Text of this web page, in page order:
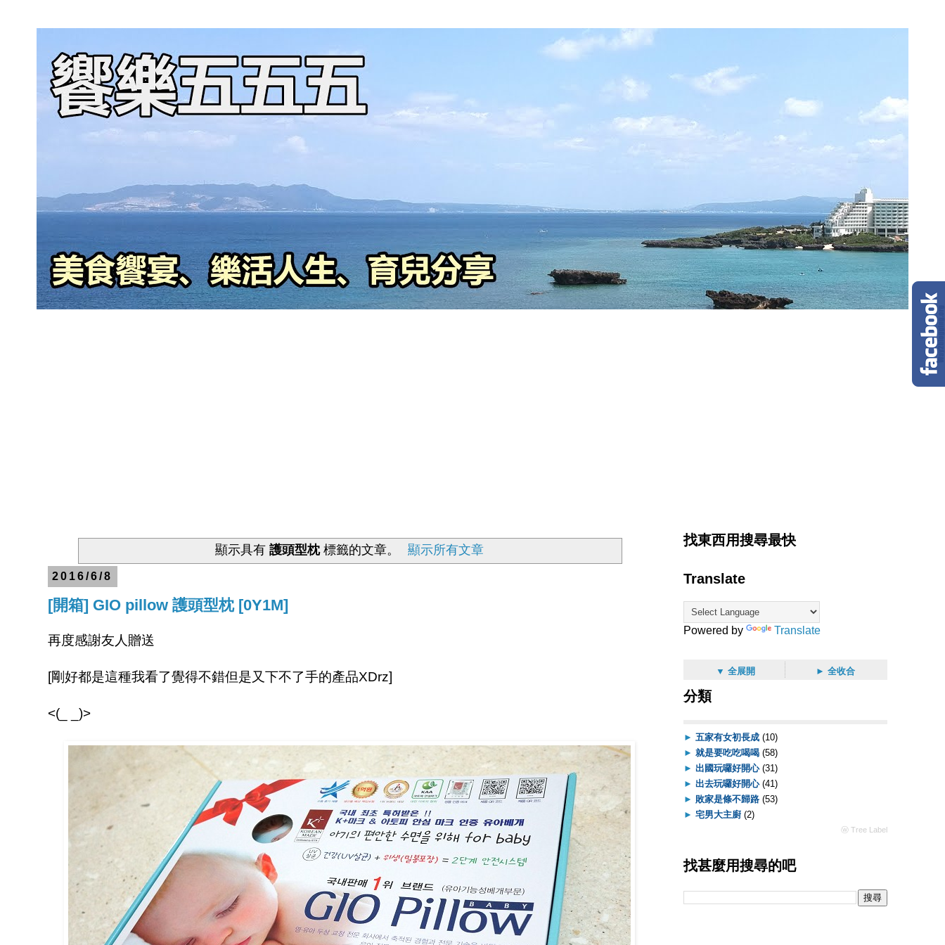
顯示具有 護頭型枕標籤的文章。 顯示所有文章
2016/6/8
[開箱] GIO pillow 護頭型枕 [0Y1M]
再度感謝友人贈送
[剛好都是這種我看了覺得不錯但是又下不了手的產品XDrz]
<(_ _)>
找東西用搜尋最快
Translate
Powered by Translate
▼ 全展開 ► 全收合
分類
► 五家有女初長成 (10)
► 就是要吃吃喝喝 (58)
► 出國玩囉好開心 (31)
► 出去玩囉好開心 (41)
► 敗家是條不歸路 (53)
► 宅男大主廚 (2)
ⓦ Tree Label
找甚麼用搜尋的吧